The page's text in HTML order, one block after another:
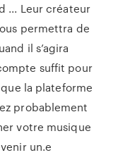
... Leur créateur
permettra de
il s’agira
suffit pour
la plateforme
probablement
votre musique
un.e